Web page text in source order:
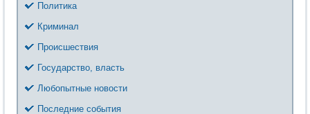
Политика
Криминал
Происшествия
Государство, власть
Любопытные новости
Последние события